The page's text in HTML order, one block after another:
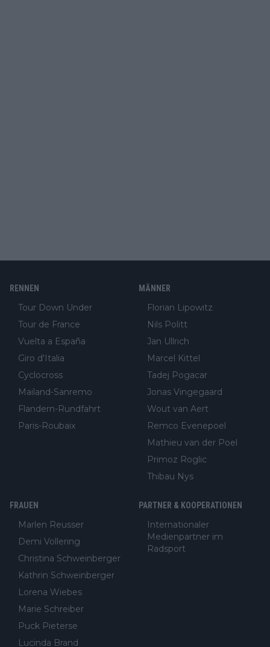
RENNEN
Tour Down Under
Tour de France
Vuelta a España
Giro d'Italia
Cyclocross
Mailand-Sanremo
Flandern-Rundfahrt
Paris-Roubaix
MÄNNER
Florian Lipowitz
Nils Politt
Jan Ullrich
Marcel Kittel
Tadej Pogacar
Jonas Vingegaard
Wout van Aert
Remco Evenepoel
Mathieu van der Poel
Primoz Roglic
Thibau Nys
FRAUEN
Marlen Reusser
Demi Vollering
Christina Schweinberger
Kathrin Schweinberger
Lorena Wiebes
Marie Schreiber
Puck Pieterse
Lucinda Brand
PARTNER & KOOPERATIONEN
Internationaler
Medienpartner im
Radsport